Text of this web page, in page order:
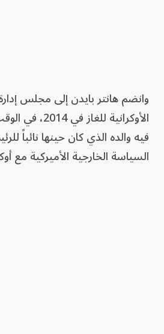
وانضم هانتر بايدن إلى مجلس
الأوكرانية
فيه والده الذي كان حينها نائباً
السياسة الخارجية الأميركية مع